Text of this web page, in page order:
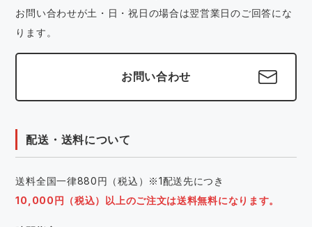
お問い合わせが土・日・祝日の場合は翌営業日のご回答にな
ります。
お問い合わせ
配送・送料について
送料全国一律880円（税込）※1配送先につき
10,000円（税込）以上のご注文は送料無料になります。